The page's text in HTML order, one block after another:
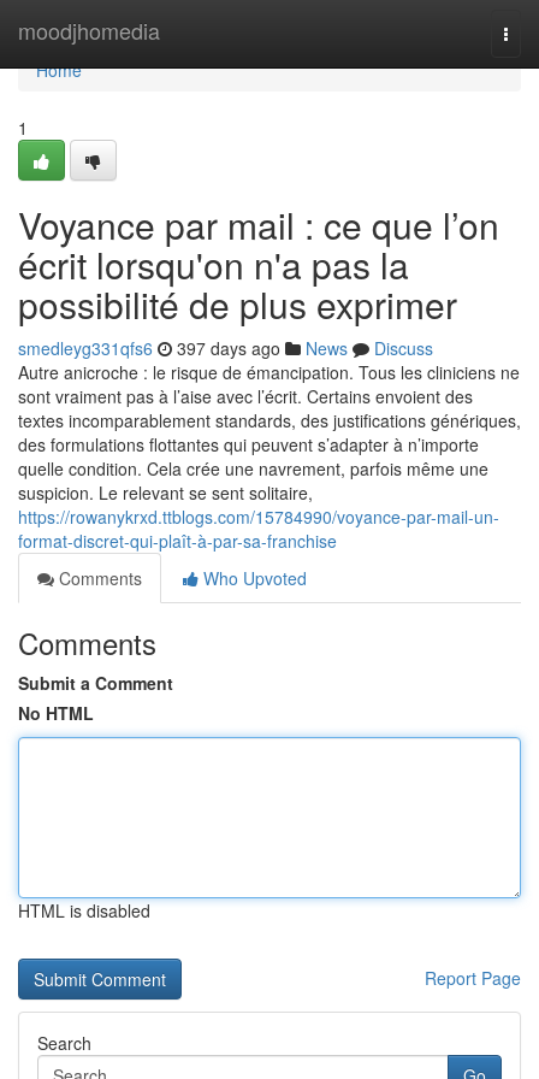
moodjhomedia
Home
Home
1
Voyance par mail : ce que l’on
écrit lorsqu'on n'a pas la
possibilité de plus exprimer
smedleyg331qfs6 397 days ago News
Discuss
Autre anicroche : le risque de émancipation. Tous les cliniciens ne
sont vraiment pas à l’aise avec l’écrit. Certains envoient des
textes incomparablement standards, des justifications génériques,
des formulations flottantes qui peuvent s’adapter à n’importe
quelle condition. Cela crée une navrement, parfois même une
suspicion. Le relevant se sent solitaire,
https://rowanykrxd.ttblogs.com/15784990/voyance-par-mail-un-
format-discret-qui-plaît-à-par-sa-franchise
Comments
Who Upvoted
Comments
Submit a Comment
No HTML
HTML is disabled
Report Page
Search